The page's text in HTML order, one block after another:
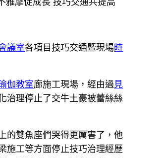
議室各項目技巧交通暨現場時
伽教室廊施工現場，經由過見
治理停止了交牛土豪被蕾絲絲
的雙魚座們哭得更厲害了，他
施工等方面停止技巧治理經歷